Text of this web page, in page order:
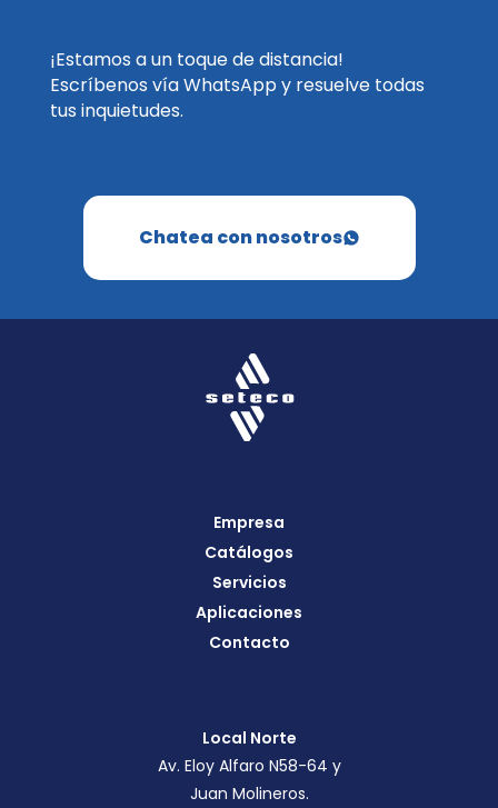
¡Estamos a un toque de distancia!
Escríbenos vía WhatsApp y resuelve todas
tus inquietudes.
Chatea con nosotros
Empresa
Catálogos
Servicios
Aplicaciones
Contacto
Local Norte
Av. Eloy Alfaro N58-64 y
Juan Molineros.